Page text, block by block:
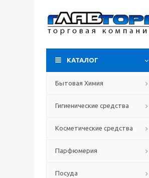
КАТАЛОГ
Бытовая Химия
Гигиенические средства
Косметические средства
Парфюмерия
Посуда